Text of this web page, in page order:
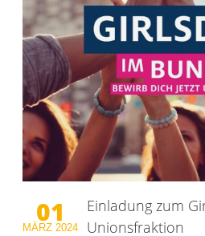
01
MÄRZ2024
Einladung zum
Unionsfraktion